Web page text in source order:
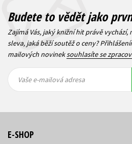
Budete to vědět jako
Zajímá Vás, jaký knižní hit právě vychází,
sleva, jaká běží soutěž o ceny?
mailových novineksouhlasíte se
mailová
mailová
Vaše e-mailová adresa
E-SHOP